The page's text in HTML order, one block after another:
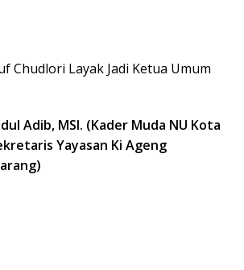
Chudlori Layak Jadi Ketua Umum
Adib, MSI. (Kader Muda NU Kota
Yayasan Ki Ageng